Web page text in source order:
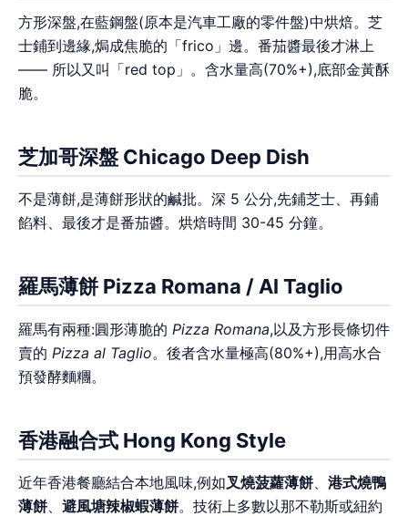
方形深盤,在藍鋼盤(原本是汽車工廠的零件盤)中烘焙。芝
士鋪到邊緣,焗成焦脆的「frico」邊。番茄醬最後才淋上
—— 所以又叫「red top」。含水量高(70%+),底部金黃酥
脆。
芝加哥深盤 Chicago Deep Dish
不是薄餅,是薄餅形狀的鹹批。深 5 公分,先鋪芝士、再鋪
餡料、最後才是番茄醬。烘焙時間 30-45 分鐘。
羅馬薄餅 Pizza Romana / Al Taglio
羅馬有兩種:圓形薄脆的 Pizza Romana,以及方形長條切件
賣的 Pizza al Taglio。後者含水量極高(80%+),用高水合
預發酵麵糰。
香港融合式 Hong Kong Style
近年香港餐廳結合本地風味,例如叉燒菠蘿薄餅
港式燒鴨
薄餅
避風塘辣椒蝦薄餅。技術上多數以那不勒斯或紐約